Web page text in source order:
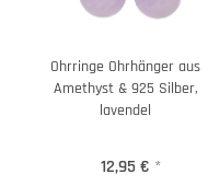
Ohrringe Ohrhänger aus
Amethyst & 925 Silber,
lavendel
12,95 € *